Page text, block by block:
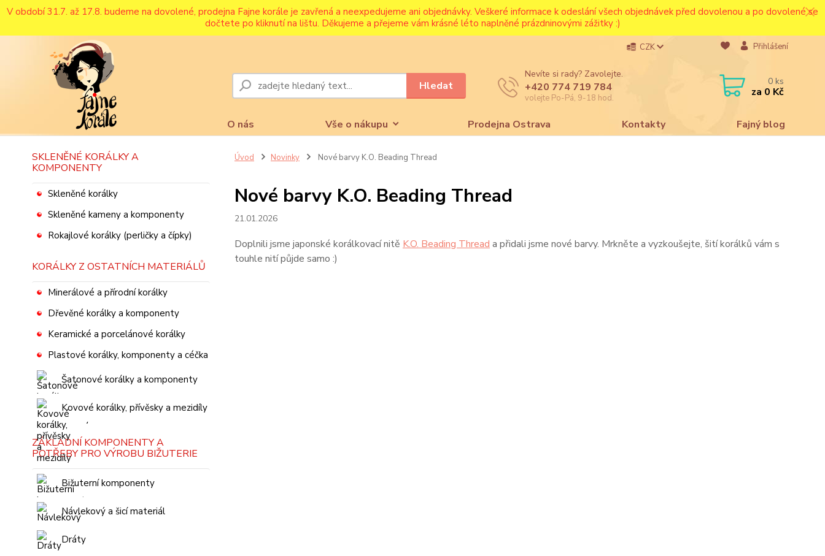
V období 31.7. až 17.8. budeme na dovolené, prodejna Fajne korále je zavřená a neexpedujeme ani objednávky. Veškeré informace k odeslání všech objednávek před dovolenou a po dovolené se
dočtete po kliknutí na lištu. Děkujeme a přejeme vám krásné léto naplněné prázdninovými zážitky :)
O nás Vše o nákupu Prodejna Ostrava Kontakty Fajný blog
CZK Přihlášení
Hledat
Nevíte si rady? Zavolejte.
+420 774 719 784
volejte Po-Pá, 9-18 hod.
0 ks
za 0 Kč
SKLENĚNÉ KORÁLKY A
KOMPONENTY
Skleněné korálky
Skleněné kameny a komponenty
Rokajlové korálky (perličky a čípky)
KORÁLKY Z OSTATNÍCH MATERIÁLŮ
Minerálové a přírodní korálky
Dřevěné korálky a komponenty
Keramické a porcelánové korálky
Plastové korálky, komponenty a céčka
Šatonové korálky a komponenty
Kovové korálky, přívěsky a mezidíly
ZÁKLADNÍ KOMPONENTY A
POTŘEBY PRO VÝROBU BIŽUTERIE
Bižuterní komponenty
Návlekový a šicí materiál
Dráty
Úvod Novinky Nové barvy K.O. Beading Thread
Nové barvy K.O. Beading Thread
21.01.2026
Doplnili jsme japonské korálkovací nitě K.O. Beading Thread a přidali jsme nové barvy. Mrkněte a vyzkoušejte, šití korálků vám s
touhle nití půjde samo :)